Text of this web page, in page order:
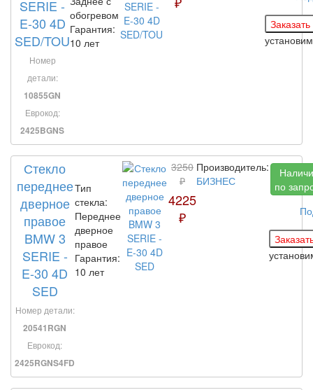
SERIE -
E-30 4D
SED/TOU
Номер
детали:
10855GN
Еврокод:
2425BGNS
обогревом
Гарантия:
10 лет
Стекло
переднее
дверное
правое
BMW 3
SERIE -
E-30 4D
SED
Номер детали:
20541RGN
Еврокод:
2425RGNS4FD
Тип
стекла:
Переднее
дверное
правое
Гарантия:
10 лет
3250
₽
4225
₽
Производитель:
БИЗНЕС
по